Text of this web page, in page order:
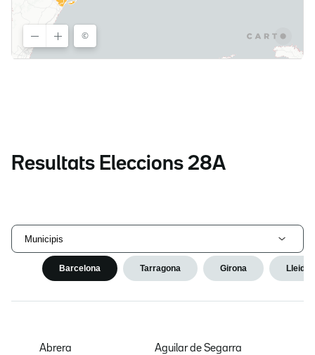
Resultats Eleccions 28A
Municipis
Barcelona Tarragona Girona Lleida
Abrera
Aguilar de Segarra